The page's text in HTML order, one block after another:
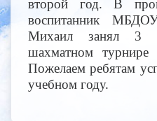
второй год. В
воспитанник
Михаил занял 3
шахматном турнире
Пожелаем ребятам
учебном году.